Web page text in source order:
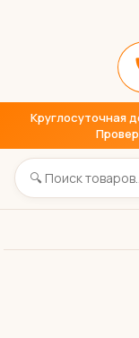
Круглосуточная